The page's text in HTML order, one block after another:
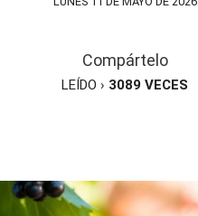
Compártelo
LEÍDO › 3089 VECES